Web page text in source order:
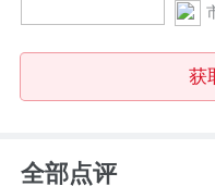
获
全部点评